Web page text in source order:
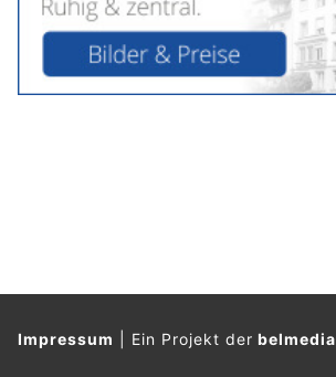
Impressum Ein Projekt derbelmedia